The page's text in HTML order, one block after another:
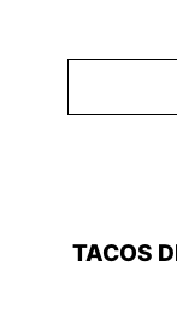
TACOS